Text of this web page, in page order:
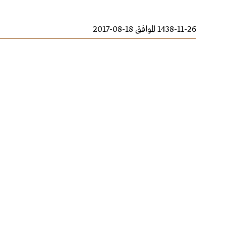
1438-11-26 الموافق 18-08-2017